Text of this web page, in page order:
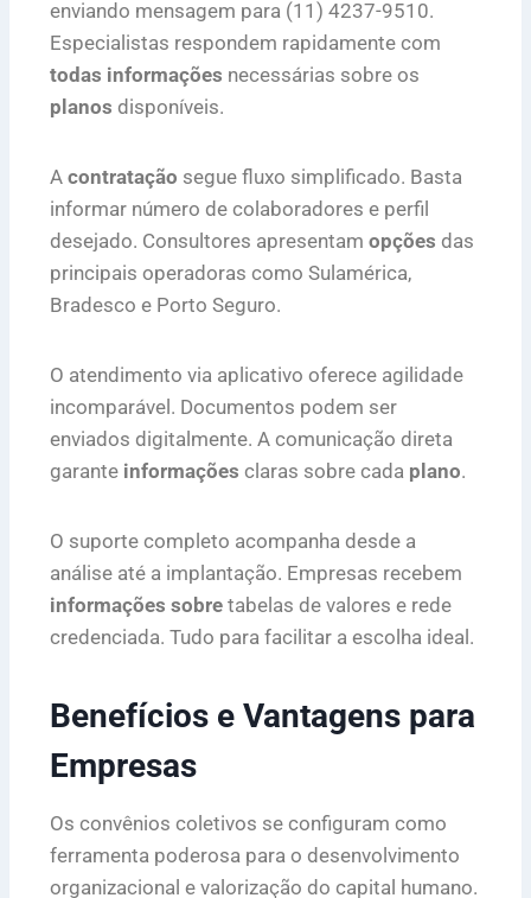
enviando mensagem para (11) 4237-9510.
Especialistas respondem rapidamente com
todas informações necessárias sobre os
planos disponíveis.
A contratação segue fluxo simplificado. Basta
informar número de colaboradores e perfil
desejado. Consultores apresentam opções das
principais operadoras como Sulamérica,
Bradesco e Porto Seguro.
O atendimento via aplicativo oferece agilidade
incomparável. Documentos podem ser
enviados digitalmente. A comunicação direta
garante informações claras sobre cada plano.
O suporte completo acompanha desde a
análise até a implantação. Empresas recebem
informações sobre tabelas de valores e rede
credenciada. Tudo para facilitar a escolha ideal.
Benefícios e Vantagens para
Empresas
Os convênios coletivos se configuram como
ferramenta poderosa para o desenvolvimento
organizacional e valorização do capital humano.